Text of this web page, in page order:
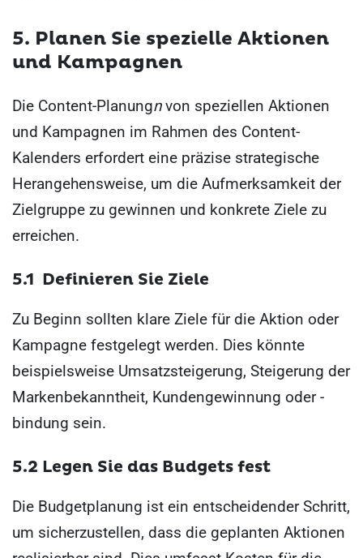
5. Planen Sie spezielle Aktionen
und Kampagnen
Die Content-Planungnvon speziellen Aktionen
und Kampagnen im Rahmen des Content-
Kalenders erfordert eine präzise strategische
Herangehensweise, um die Aufmerksamkeit der
Zielgruppe zu gewinnen und konkrete Ziele zu
erreichen.
5.1 Definieren Sie Ziele
Zu Beginn sollten klare Ziele für die Aktion oder
Kampagne festgelegt werden. Dies könnte
beispielsweise Umsatzsteigerung, Steigerung der
Markenbekanntheit, Kundengewinnung oder -
bindung sein.
5.2 Legen Sie das Budgets fest
Die Budgetplanung ist ein entscheidender Schritt,
um sicherzustellen, dass die geplanten Aktionen